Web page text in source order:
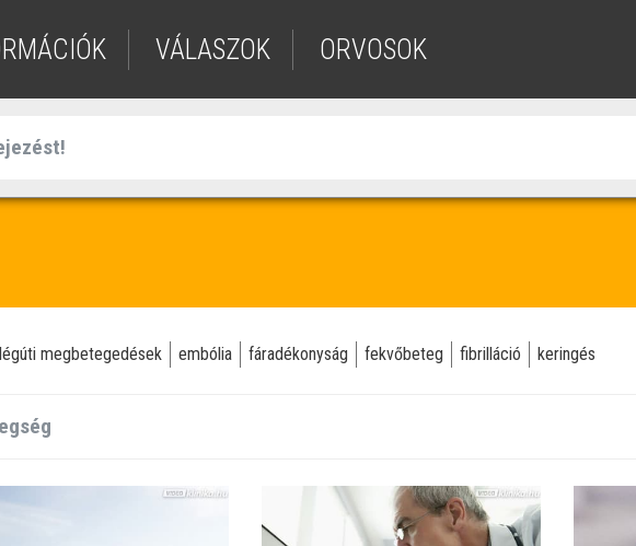
VÁLASZOK ORVOSOK
légúti megbetegedések embólia fáradékonyság fekvőbeteg fibrilláció keringés